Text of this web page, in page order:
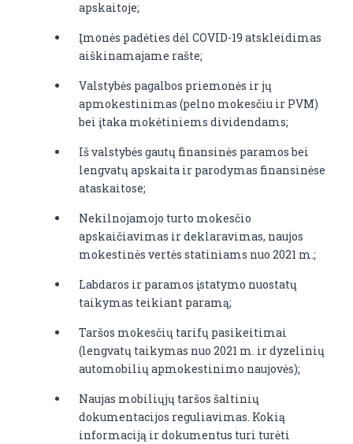
apskaitoje;
Įmonės padėties dėl COVID-19 atskleidimas
aiškinamajame rašte;
Valstybės pagalbos priemonės ir jų
apmokestinimas (pelno mokesčiu ir PVM)
bei įtaka mokėtiniems dividendams;
Iš valstybės gautų finansinės paramos bei
lengvatų apskaita ir parodymas finansinėse
ataskaitose;
Nekilnojamojo turto mokesčio
apskaičiavimas ir deklaravimas, naujos
mokestinės vertės statiniams nuo 2021 m.;
Labdaros ir paramos įstatymo nuostatų
taikymas teikiant paramą;
Taršos mokesčių tarifų pasikeitimai
(lengvatų taikymas nuo 2021 m. ir dyzelinių
automobilių apmokestinimo naujovės);
Naujas mobiliųjų taršos šaltinių
dokumentacijos reguliavimas. Kokią
informaciją ir dokumentus turi turėti